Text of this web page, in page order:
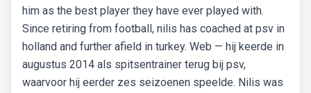
him as the best player they have ever played with.
Since retiring from football, nilis has coached at psv in
holland and further afield in turkey. Web — hij keerde in
augustus 2014 als spitsentrainer terug bij psv,
waarvoor hij eerder zes seizoenen speelde. Nilis was